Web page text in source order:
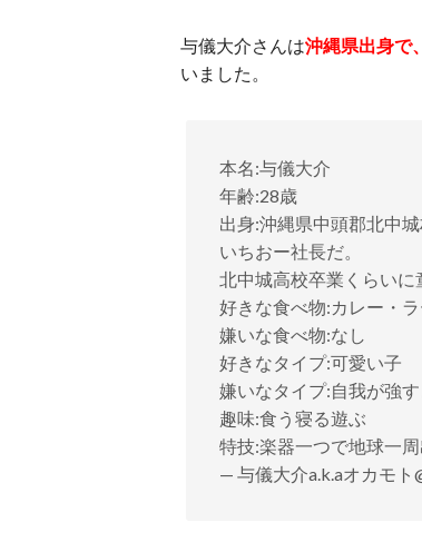
与儀大介さんは沖縄県出身で
いました。
本名:与儀大介
年齢:28歳
出身:沖縄県中頭郡北中
いちおー社長だ。
北中城高校卒業くらいに
好きな食べ物:カレー・
嫌いな食べ物:なし
好きなタイプ:可愛い子
嫌いなタイプ:自我が強
趣味:食う寝る遊ぶ
特技:楽器一つで地球一
— 与儀大介a.k.aオカモト